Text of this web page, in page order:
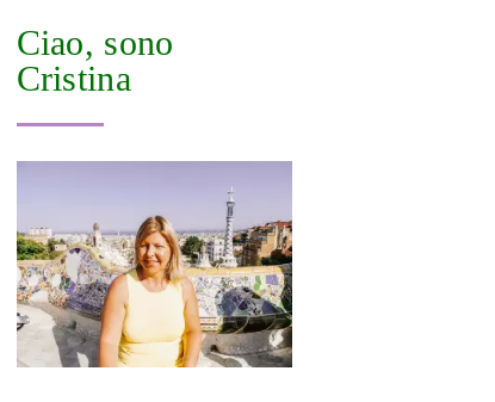
Ciao, sono
Cristina